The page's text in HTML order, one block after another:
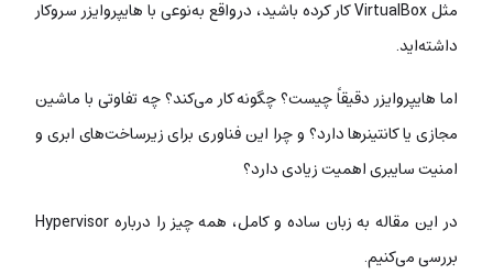
مثل VirtualBox کار کرده باشید، درواقع به‌نوعی با هایپروایزر سروکار
داشته‌اید.
اما هایپروایزر دقیقاً چیست؟ چگونه کار می‌کند؟ چه تفاوتی با ماشین
مجازی یا کانتینرها دارد؟ و چرا این فناوری برای زیرساخت‌های ابری و
امنیت سایبری اهمیت زیادی دارد؟
در این مقاله به زبان ساده و کامل، همه چیز را درباره Hypervisor
بررسی می‌کنیم.